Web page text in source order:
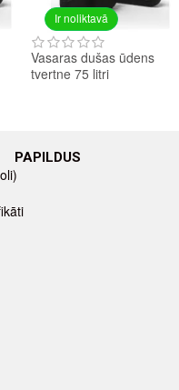
Ir noliktavā
Vasaras dušas ūdens
tvertne 75 litri
PAPILDUS